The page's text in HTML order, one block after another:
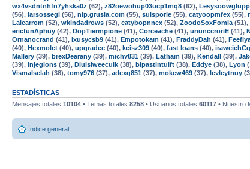
wx4vsdntnhfn7yhska0z (62), z82oewohup03ucp1mq8 (62),
(56), larsossegl (56), nlp.grusla.com (55), suisporie (55), catyoopmfex (55),
Lalearrom (52), wkindadrows (52), catybopnnex (52), ZoodoSoxFomia (51),
ericfunAphuy (42), DopTiermpione (41), Corceache (41), ununccroriE (41),
Ornanocrand (41), ixusycsb9 (41), Empotokam (41), FraddyDah (41),
(40), Hexmolet (40), upgradec (40), keisz309 (40), fast loans (40),
Mallery (39), brexDearany (39), michv831 (39), Latham (39), Kendall (39),
(39), injegions (39), Diulsiweeculk (38), bipastintuift (38), Eddye (38), Lyon
Vismalselah (38), tomy976 (37), adexg851 (37), mokew469 (37), levleytnuy
ESTADÍSTICAS
Mensajes totales 10104 • Temas totales 8258 • Usuarios totales 60117 • Nuestro
Índice general